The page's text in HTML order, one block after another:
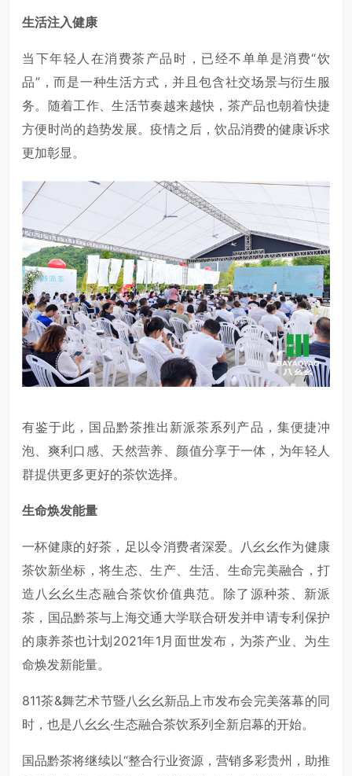
生活注入健康
当下年轻人在消费茶产品时，已经不单单是消费“饮
品”，而是一种生活方式，并且包含社交场景与衍生服
务。随着工作、生活节奏越来越快，茶产品也朝着快捷
方便时尚的趋势发展。疫情之后，饮品消费的健康诉求
更加彰显。
有鉴于此，国品黔茶推出新派茶系列产品，集便捷冲
泡、爽利口感、天然营养、颜值分享于一体，为年轻人
群提供更多更好的茶饮选择。
生命焕发能量
一杯健康的好茶，足以令消费者深爱。八幺幺作为健康
茶饮新坐标，将生态、生产、生活、生命完美融合，打
造八幺幺生态融合茶饮价值典范。除了源种茶、新派
茶，国品黔茶与上海交通大学联合研发并申请专利保护
的康养茶也计划2021年1月面世发布，为茶产业、为生
命焕发新能量。
811茶&舞艺术节暨八幺幺新品上市发布会完美落幕的同
时，也是八幺幺·生态融合茶饮系列全新启幕的开始。
国品黔茶将继续以“整合行业资源，营销多彩贵州，助推